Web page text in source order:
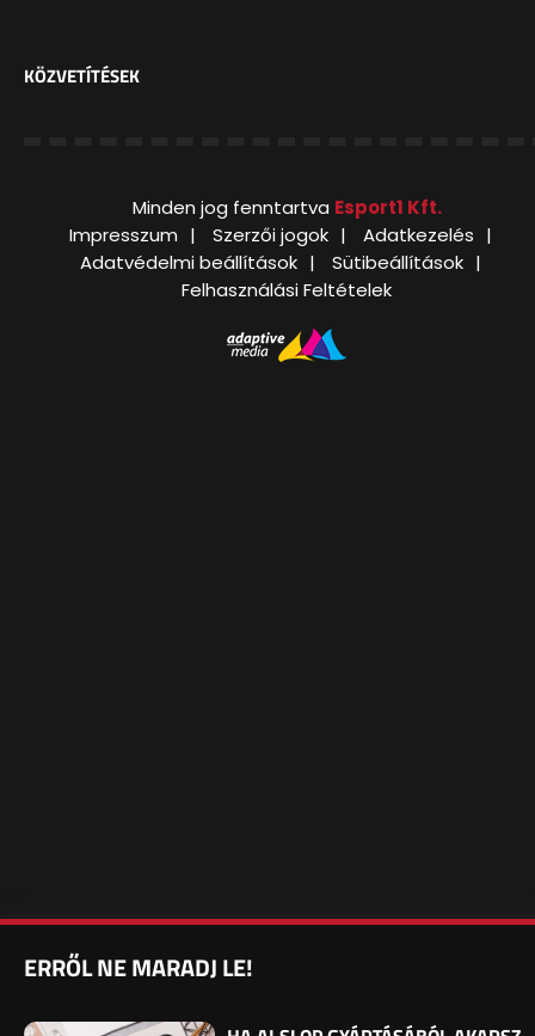
KÖZVETÍTÉSEK
Minden jog fenntartva Esport1 Kft.
Impresszum
Szerzői jogok
Adatkezelés
Adatvédelmi beállítások
Sütibeállítások
Felhasználási Feltételek
ERRŐL NE MARADJ LE!